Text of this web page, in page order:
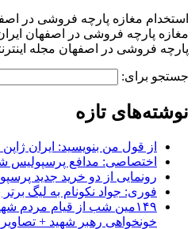
استخدام مغازه پارچه فروشی در
مغازه پارچه فروشی در اصفهان
پارچه فروشی در اصفهان مجله
جستجو برای:
نوشته‌های تازه
از قول من بنویسید: ایران
اختصاصی: مدافع پرسپولیس
رونمایی از دو خرید جدید
فوری: جواد نکونام به لیگ
۱۴۹مین شب از قیام مردم
خونخواهی رهبر شهید + تصاویر